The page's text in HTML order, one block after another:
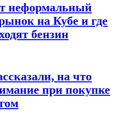
неформальный
на Кубе и где
бензин
на что
при покупке